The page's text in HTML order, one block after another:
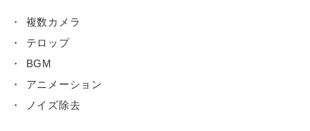
複数カメラ
テロップ
BGM
アニメーション
ノイズ除去